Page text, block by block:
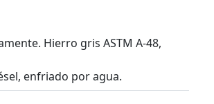
Hierro gris ASTM A-48,
enfriado por agua.